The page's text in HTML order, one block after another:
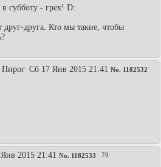
субботу - грех! D:
друга. Кто мы такие, чтобы
Пирог Сб 17 Янв 2015 21:41 No. 1182532
2015 21:41 No. 1182533 70